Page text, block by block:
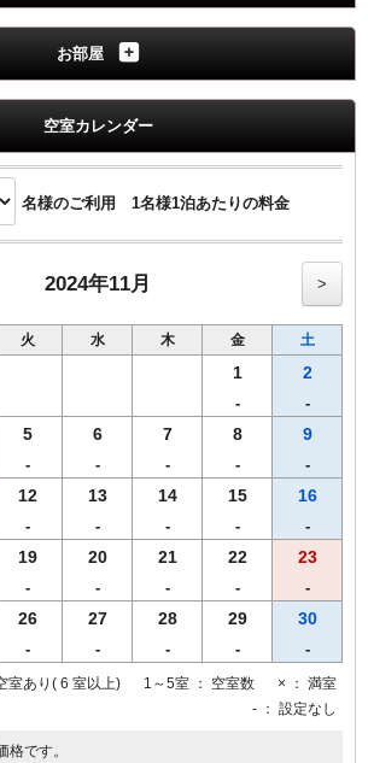
お部屋
空室カレンダー
名様のご利用 1名様1泊あたりの料金
2024年11月 >
火 水 木 金 土
1
-
2
-
5
-
6
-
7
-
8
-
9
-
12
-
13
-
14
-
15
-
16
-
19
-
20
-
21
-
22
-
23
-
26
-
27
-
28
-
29
-
30
-
室あり( 6 室以上) 1～5室 ： 空室数 × ： 満室
- ： 設定なし
です。